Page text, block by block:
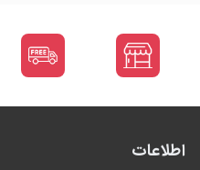
اطلاعات